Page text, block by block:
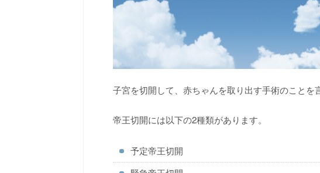
子宮を切開して、赤ちゃんを取り出す手術のことを
帝王切開には以下の2種類があります。
予定帝王切開